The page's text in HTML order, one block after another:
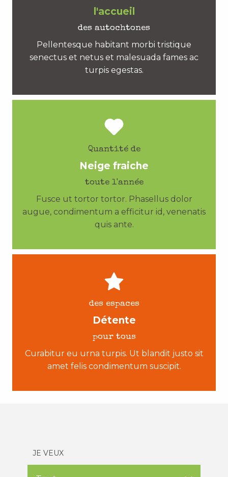
l'accueil
des autochtones
Pellentesque habitant morbi tristique
senectus et netus et malesuada fames ac
turpis egestas.
Quantité de
Neige fraiche
toute l'année
Fusce ut tortor tortor. Phasellus dolor
augue, condimentum a efficitur id, venenatis
quis ante.
des espaces
Détente
pour tous
Curabitur eu urna turpis. Ut blandit justo sit
amet felis condimentum suscipit.
JE VEUX